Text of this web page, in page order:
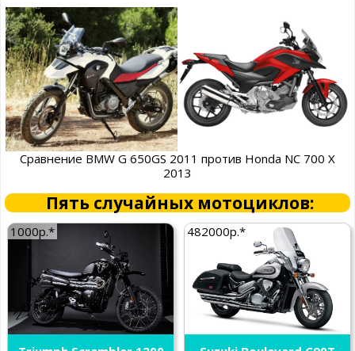
Сравнение BMW G 650GS 2011 против Honda NC 700 X
2013
Пять случайных мотоциклов:
1000р.* 482000р.*